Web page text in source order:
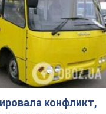
конфликт,